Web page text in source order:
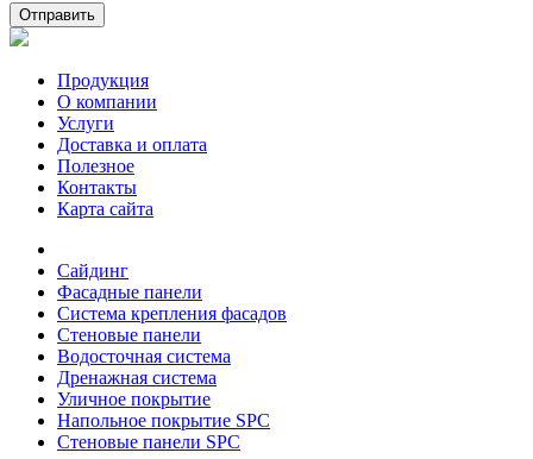
Отправить
Продукция
О компании
Услуги
Доставка и оплата
Полезное
Контакты
Карта сайта
Сайдинг
Фасадные панели
Система крепления фасадов
Стеновые панели
Водосточная система
Дренажная система
Уличное покрытие
Напольное покрытие SPC
Стеновые панели SPC